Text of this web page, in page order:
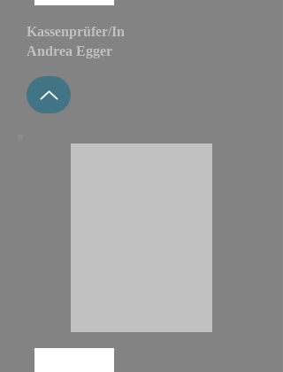
Kassenprüfer/In
Andrea Egger